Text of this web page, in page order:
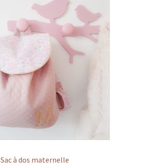
Sac à dos maternelle